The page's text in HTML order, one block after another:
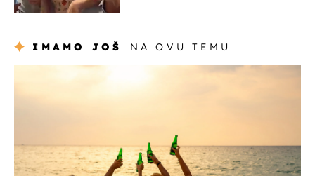
IMAMO JOŠ NA OVU TEMU